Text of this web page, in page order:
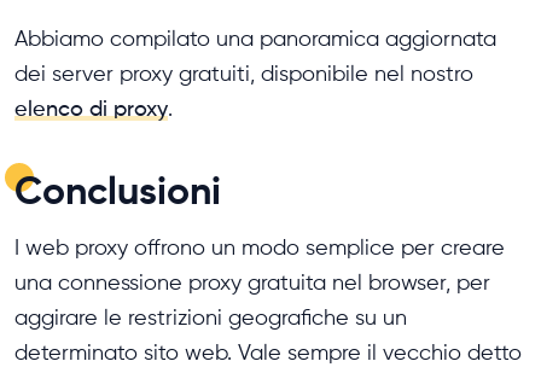
Abbiamo compilato una panoramica aggiornata
dei server proxy gratuiti, disponibile nel nostro
elenco di proxy.
Conclusioni
I web proxy offrono un modo semplice per creare
una connessione proxy gratuita nel browser, per
aggirare le restrizioni geografiche su un
determinato sito web. Vale sempre il vecchio detto